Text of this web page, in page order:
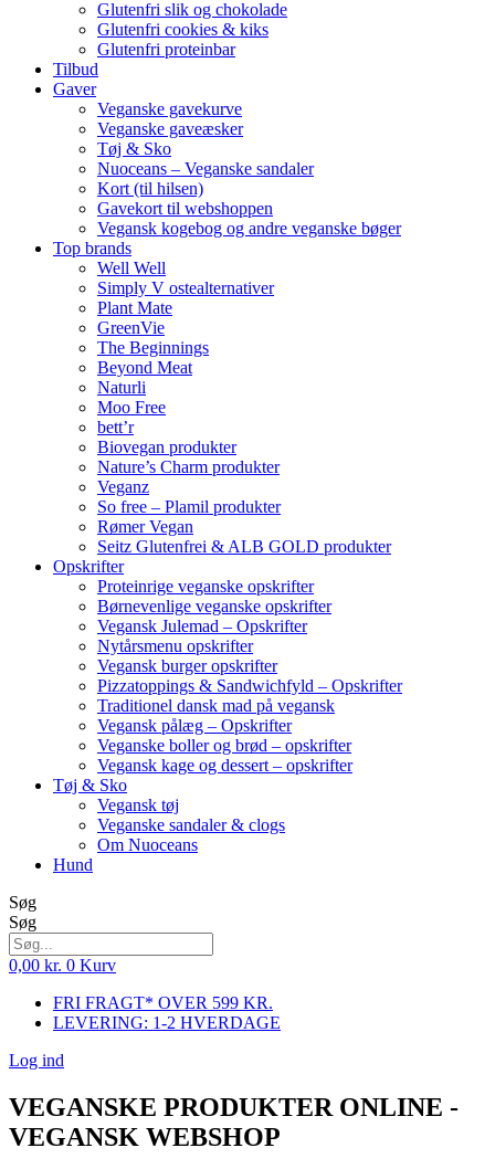
Glutenfri slik og chokolade
Glutenfri cookies & kiks
Glutenfri proteinbar
Tilbud
Gaver
Veganske gavekurve
Veganske gaveæsker
Tøj & Sko
Nuoceans – Veganske sandaler
Kort (til hilsen)
Gavekort til webshoppen
Vegansk kogebog og andre veganske bøger
Top brands
Well Well
Simply V ostealternativer
Plant Mate
GreenVie
The Beginnings
Beyond Meat
Naturli
Moo Free
bett’r
Biovegan produkter
Nature’s Charm produkter
Veganz
So free – Plamil produkter
Rømer Vegan
Seitz Glutenfrei & ALB GOLD produkter
Opskrifter
Proteinrige veganske opskrifter
Børnevenlige veganske opskrifter
Vegansk Julemad – Opskrifter
Nytårsmenu opskrifter
Vegansk burger opskrifter
Pizzatoppings & Sandwichfyld – Opskrifter
Traditionel dansk mad på vegansk
Vegansk pålæg – Opskrifter
Veganske boller og brød – opskrifter
Vegansk kage og dessert – opskrifter
Tøj & Sko
Vegansk tøj
Veganske sandaler & clogs
Om Nuoceans
Hund
Søg
Søg
0,00 kr. 0 Kurv
FRI FRAGT* OVER 599 KR.
LEVERING: 1-2 HVERDAGE
Log ind
VEGANSKE PRODUKTER ONLINE -
VEGANSK WEBSHOP